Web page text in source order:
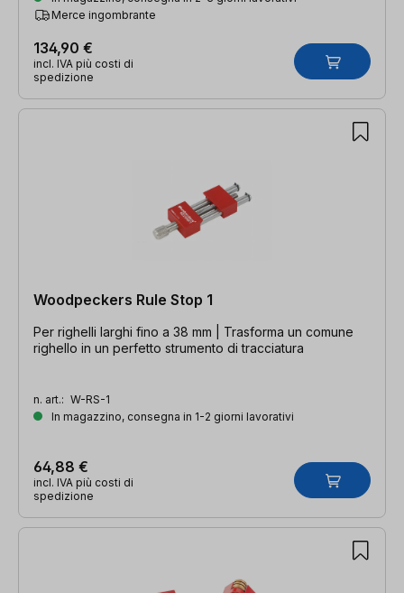
Merce ingombrante
134,90 €
incl. IVA più costi di
spedizione
Woodpeckers Rule Stop 1
Per righelli larghi fino a 38 mm | Trasforma un comune
righello in un perfetto strumento di tracciatura
n. art.: W-RS-1
In magazzino, consegna in 1-2 giorni lavorativi
64,88 €
incl. IVA più costi di
spedizione